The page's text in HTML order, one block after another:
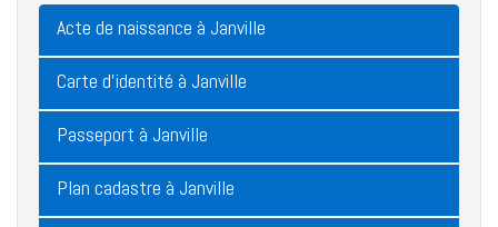
Acte de naissance à Janville
Carte d'identité à Janville
Passeport à Janville
Plan cadastre à Janville